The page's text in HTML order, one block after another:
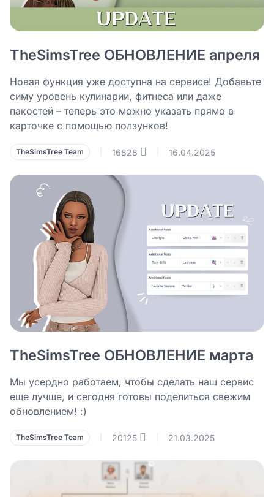
TheSimsTree ОБНОВЛЕНИЕ апреля
Новая функция уже доступна на сервисе! Добавьте
симу уровень кулинарии, фитнеса или даже
пакостей – теперь это можно указать прямо в
карточке с помощью ползунков!
TheSimsTree Team 16828 16.04.2025
TheSimsTree ОБНОВЛЕНИЕ марта
Мы усердно работаем, чтобы сделать наш сервис
еще лучше, и сегодня готовы поделиться свежим
обновлением! :)
TheSimsTree Team 20125 21.03.2025